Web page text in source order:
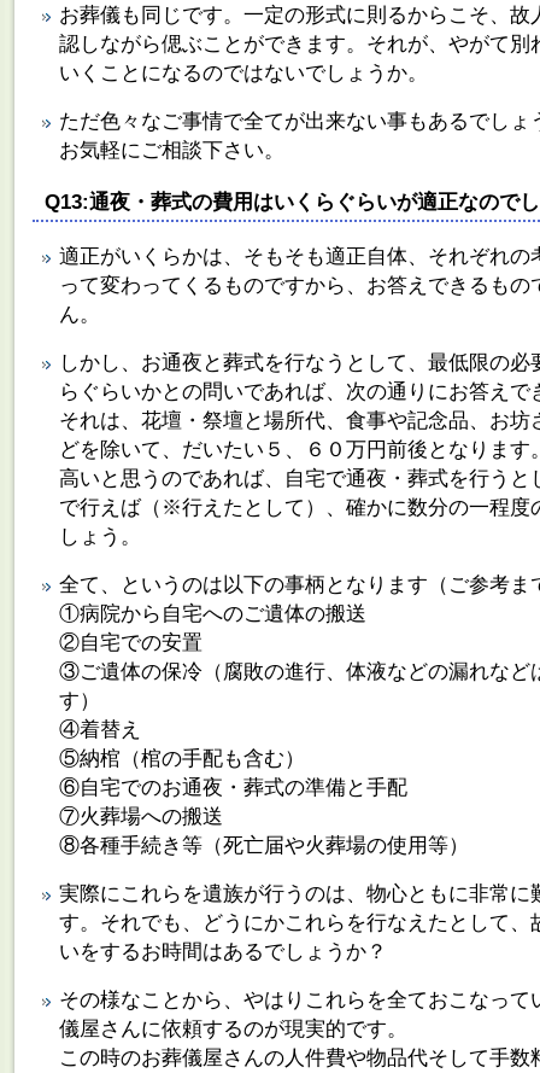
お葬儀も同じです。一定の形式に則るからこそ、故
認しながら偲ぶことができます。それが、やがて別
いくことになるのではないでしょうか。
ただ色々なご事情で全てが出来ない事もあるでしょ
お気軽にご相談下さい。
Q13:通夜・葬式の費用はいくらぐらいが適正なので
適正がいくらかは、そもそも適正自体、それぞれの
って変わってくるものですから、お答えできるもの
ん。
しかし、お通夜と葬式を行なうとして、最低限の必
らぐらいかとの問いであれば、次の通りにお答えで
それは、花壇・祭壇と場所代、食事や記念品、お坊
どを除いて、だいたい５、６０万円前後となります
高いと思うのであれば、自宅で通夜・葬式を行うと
で行えば（※行えたとして）、確かに数分の一程度
しょう。
全て、というのは以下の事柄となります（ご参考ま
①病院から自宅へのご遺体の搬送
②自宅での安置
③ご遺体の保冷（腐敗の進行、体液などの漏れなど
す）
④着替え
⑤納棺（棺の手配も含む）
⑥自宅でのお通夜・葬式の準備と手配
⑦火葬場への搬送
⑧各種手続き等（死亡届や火葬場の使用等）
実際にこれらを遺族が行うのは、物心ともに非常に
す。それでも、どうにかこれらを行なえたとして、
いをするお時間はあるでしょうか？
その様なことから、やはりこれらを全ておこなって
儀屋さんに依頼するのが現実的です。
この時のお葬儀屋さんの人件費や物品代そして手数